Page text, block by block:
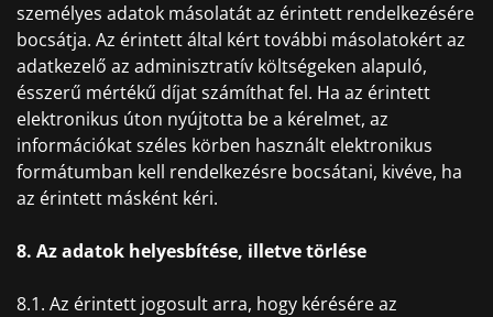
személyes adatok másolatát az érintett rendelkezésére
bocsátja. Az érintett által kért további másolatokért az
adatkezelő az adminisztratív költségeken alapuló,
ésszerű mértékű díjat számíthat fel. Ha az érintett
elektronikus úton nyújtotta be a kérelmet, az
információkat széles körben használt elektronikus
formátumban kell rendelkezésre bocsátani, kivéve, ha
az érintett másként kéri.
8. Az adatok helyesbítése, illetve törlése
8.1. Az érintett jogosult arra, hogy kérésére az